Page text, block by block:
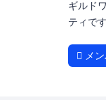
ギルド
ティです
メ